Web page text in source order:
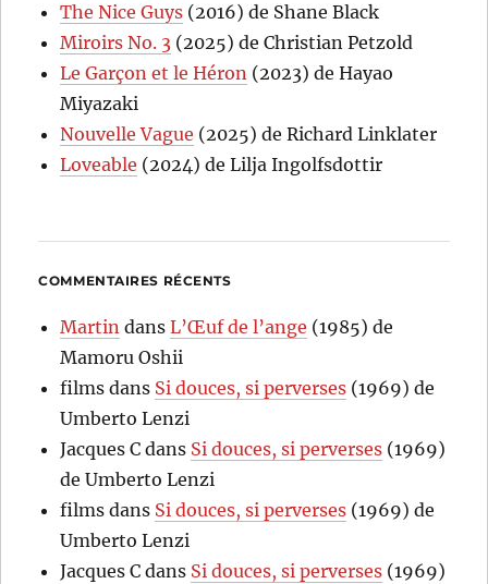
The Nice Guys (2016) de Shane Black
Miroirs No. 3 (2025) de Christian Petzold
Le Garçon et le Héron (2023) de Hayao
Miyazaki
Nouvelle Vague (2025) de Richard Linklater
Loveable (2024) de Lilja Ingolfsdottir
COMMENTAIRES RÉCENTS
Martin dansL’Œuf de l’ange (1985) de
Mamoru Oshii
films dans Si douces, si perverses (1969) de
Umberto Lenzi
Jacques C dans Si douces, si perverses (1969)
de Umberto Lenzi
films dans Si douces, si perverses (1969) de
Umberto Lenzi
Jacques C dans Si douces, si perverses (1969)